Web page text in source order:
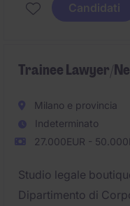
Candidati
Trainee Lawyer/
Milano e provincia
Indeterminato
27.000EUR -
Studio legale
Dipartimento di